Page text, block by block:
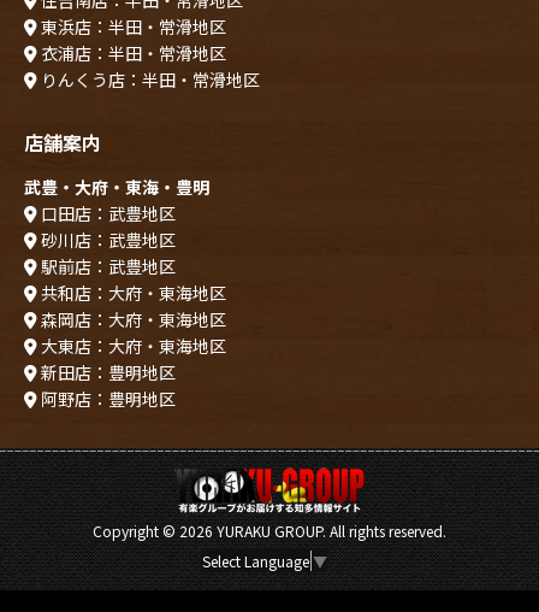
東浜店：半田・常滑地区
衣浦店：半田・常滑地区
りんくう店：半田・常滑地区
店舗案内
武豊・大府・東海・豊明
口田店：武豊地区
砂川店：武豊地区
駅前店：武豊地区
共和店：大府・東海地区
森岡店：大府・東海地区
大東店：大府・東海地区
新田店：豊明地区
阿野店：豊明地区
Copyright ©2026 YURAKU GROUP. All rights reserved.
Select Language ▼